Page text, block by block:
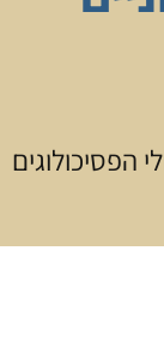
הפסיכולוגים